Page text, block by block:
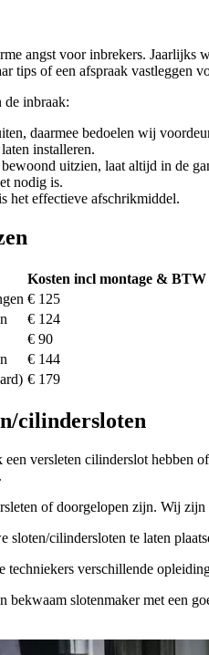
angst voor inbrekers.
tips of een afspraak vastleggen
de inbraak:
daarmee bedoelen wij
installeren.
uitzien, laat altijd in de
nodig is.
het effectieve afschrikmiddel.
Kosten incl montage & BTW
€ 125
€ 124
€ 90
€ 144
€ 179
cilindersloten
versleten cilinderslot hebben
of doorgelopen zijn. Wij
sloten/cilindersloten te laten
techniekers verschillende
bekwaam slotenmaker met een